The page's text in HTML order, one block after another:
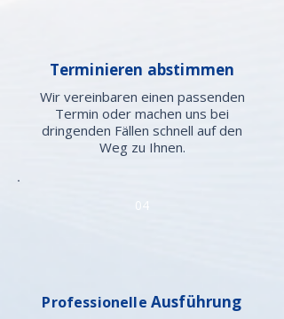
Terminieren abstimmen
Wir vereinbaren einen passenden
Termin oder machen uns bei
dringenden Fällen schnell auf den
Weg zu Ihnen.
04
Professionelle Ausführung